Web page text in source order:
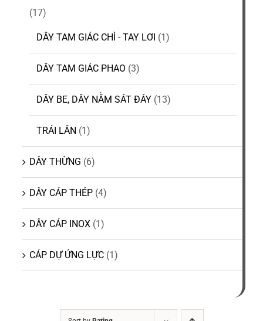
(17)
DÂY TAM GIÁC CHÌ - TAY LƠI (1)
DÂY TAM GIÁC PHAO (3)
DÂY BE, DÂY NẰM SÁT ĐÁY (13)
TRÁI LĂN (1)
DÂY THỪNG (6)
DÂY CÁP THÉP (4)
DÂY CÁP INOX (1)
CÁP DỰ ỨNG LỰC (1)